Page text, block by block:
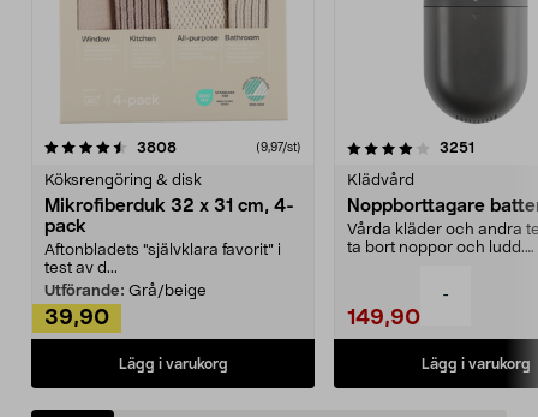
-
3808recensioner (9,97/st)
Köksrengöring & disk
Mikrofiberduk 32 x 31 cm, 4-
pack
Aftonbladets "självklara favorit” i
test av d...
Utförande: Grå/beige
39,90
Lägg i varukorg
4.0av 5 stjärnor 3251
Klädvård
Noppborttagare
Vårda kläder och andra
ta bort noppor och ludd.
149,90
Lägg i varukorg
4.5av 5 stjärnor